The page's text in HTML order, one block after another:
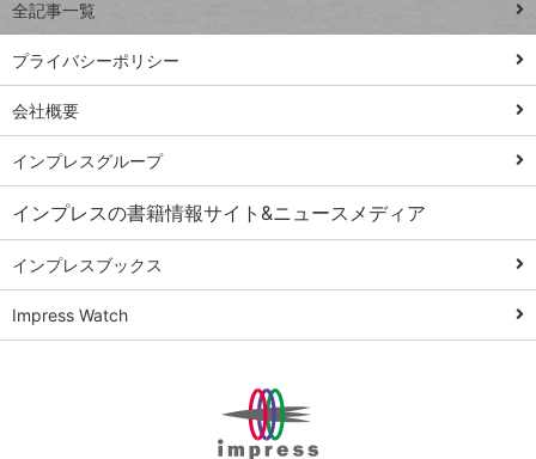
PowerAutomate
ではじめる業務
の完全自動化
AI議事録作成術
Windows 11
Q&A
Teams踏み込み
活用術
Excel講師の仕事
術
全記事一覧
プライバシーポリシー
会社概要
インプレスグループ
インプレスの書籍情報サイト&ニュースメディア
インプレスブックス
Impress Watch